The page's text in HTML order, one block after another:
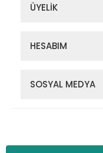
ÜYELİK
HESABIM
SOSYAL MEDYA